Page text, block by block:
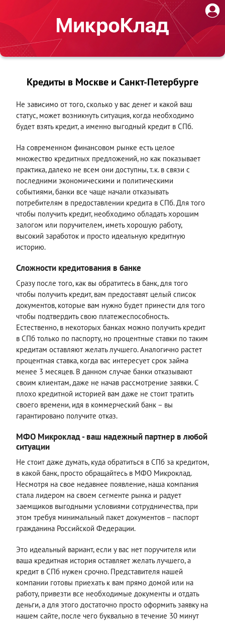
Кредиты в Москве и Санкт-Петербурге
Не зависимо от того, сколько у вас денег и какой ваш
статус, может возникнуть ситуация, когда необходимо
будет взять кредит, а именно выгодный кредит в СПб.
На современном финансовом рынке есть целое
множество кредитных предложений, но как показывает
практика, далеко не всем они доступны, т.к. в связи с
последними экономическими и политическими
событиями, банки все чаще начали отказывать
потребителям в предоставлении кредита в СПб. Для того
чтобы получить кредит, необходимо обладать хорошим
залогом или поручителем, иметь хорошую работу,
высокий заработок и просто идеальную кредитную
историю.
Сложности кредитования в банке
Сразу после того, как вы обратитесь в банк, для того
чтобы получить кредит, вам предоставят целый список
документов, которые вам нужно будет принести для того
чтобы подтвердить свою платежеспособность.
Естественно, в некоторых банках можно получить кредит
в СПб только по паспорту, но процентные ставки по таким
кредитам оставляют желать лучшего. Аналогично растет
процентная ставка, когда вас интересует срок займа
менее 3 месяцев. В данном случае банки отказывают
своим клиентам, даже не начав рассмотрение заявки. С
плохо кредитной историей вам даже не стоит тратить
своего времени, идя в коммерческий банк – вы
гарантировано получите отказ.
МФО Микроклад - ваш надежный партнер в любой
ситуации
Не стоит даже думать, куда обратиться в СПб за кредитом,
в какой банк, просто обращайтесь в МФО Микроклад.
Несмотря на свое недавнее появление, наша компания
стала лидером на своем сегменте рынка и радует
заемщиков выгодными условиями сотрудничества, при
этом требуя минимальный пакет документов – паспорт
гражданина Российской Федерации.
Это идеальный вариант, если у вас нет поручителя или
ваша кредитная история оставляет желать лучшего, а
кредит в СПб нужен срочно. Представителя нашей
компании готовы приехать к вам прямо домой или на
работу, привезти все необходимые документы и отдать
деньги, а для этого достаточно просто оформить заявку на
нашем сайте, после чего буквально в течение 30 минут